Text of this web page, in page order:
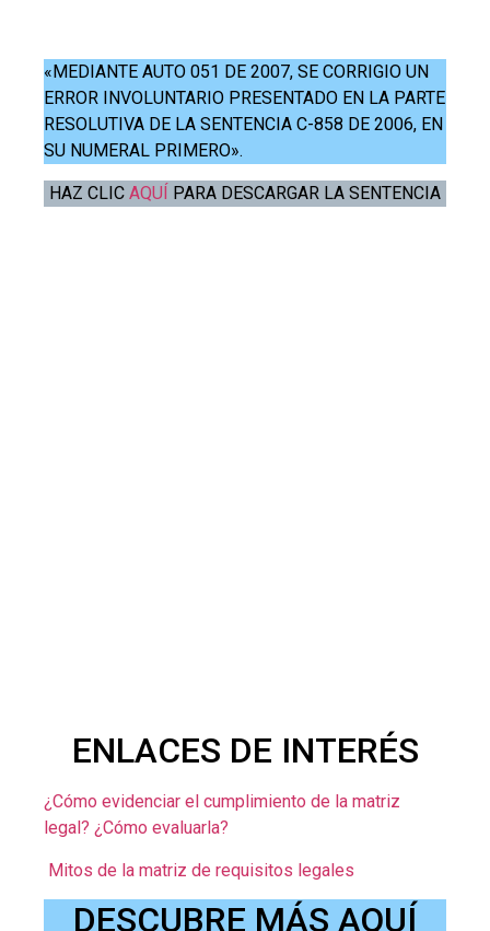
«MEDIANTE AUTO 051 DE 2007, SE CORRIGIO UN
ERROR INVOLUNTARIO PRESENTADO EN LA PARTE
RESOLUTIVA DE LA SENTENCIA C-858 DE 2006, EN
SU NUMERAL PRIMERO».
HAZ CLIC AQUÍ PARA DESCARGAR LA SENTENCIA
ENLACES DE INTERÉS
¿Cómo evidenciar el cumplimiento de la matriz
legal? ¿Cómo evaluarla?
Mitos de la matriz de requisitos legales
DESCUBRE MÁS AQUÍ